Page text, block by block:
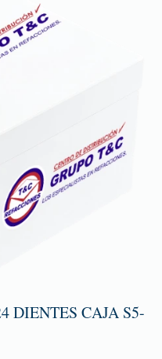
DIENTES CAJA S5-